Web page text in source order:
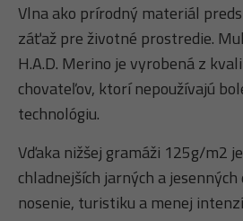
Vlna ako prírodný materiál
záťaž pre životné prostredie.
H.A.D. Merino je vyrobená z
chovateľov, ktorí nepoužívajú
technológiu.
Vďaka nižšej gramáži 125g/m2
chladnejších jarných a
nosenie, turistiku a menej